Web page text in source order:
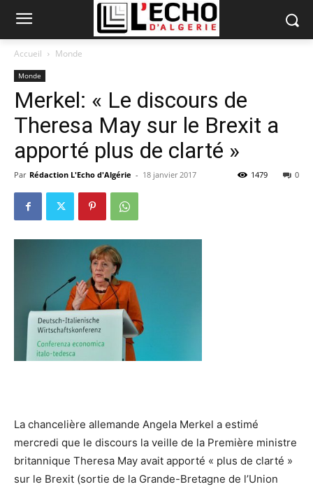
Accueil Monde
Monde
Merkel: « Le discours de
Theresa May sur le Brexit a
apporté plus de clarté »
Par Rédaction L'Echo d'Algérie - 18 janvier 2017 0
1479
La chancelière allemande Angela Merkel a estimé
mercredi que le discours la veille de la Première ministre
britannique Theresa May avait apporté « plus de clarté »
sur le Brexit (sortie de la Grande-Bretagne de l’Union